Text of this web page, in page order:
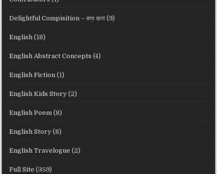
Delightful Compisition – রম্য রচনা (9)
English (18)
English Abstract Concepts (4)
English Fiction (1)
English Kids Story (2)
English Poem (8)
English Story (8)
English Travelogue (2)
Full Site (359)